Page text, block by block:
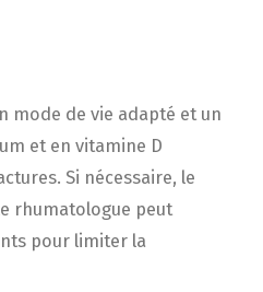
mode de vie adapté et un
et en vitamine D
Si nécessaire, le
rhumatologue peut
pour limiter la